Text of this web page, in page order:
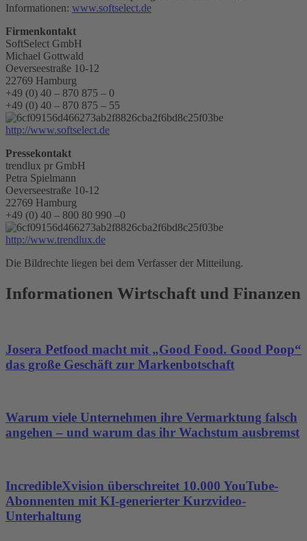
Informationen: www.softselect.de
Firmenkontakt
SoftSelect GmbH
Michael Gottwald
Oeverseestraße 10-12
22769 Hamburg
+49 (0) 40 – 870 875 – 0
+49 (0) 40 – 870 875 – 55
http://www.softselect.de
Pressekontakt
trendlux pr GmbH
Petra Spielmann
Oeverseestraße 10-12
22769 Hamburg
+49 (0) 40 – 800 80 990 –0
http://www.trendlux.de
Die Bildrechte liegen bei dem Verfasser der Mitteilung.
Informationen Wirtschaft und Finanzen
Josera Petfood macht mit „Good Food. Good Poop“
das große Geschäft zur Markenbotschaft
Warum viele Unternehmen ihre Vermarktung falsch
angehen – und warum das ihr Wachstum ausbremst
IncredibleXvision überschreitet 10.000 YouTube-
Abonnenten mit KI-generierter Kurzvideo-
Unterhaltung